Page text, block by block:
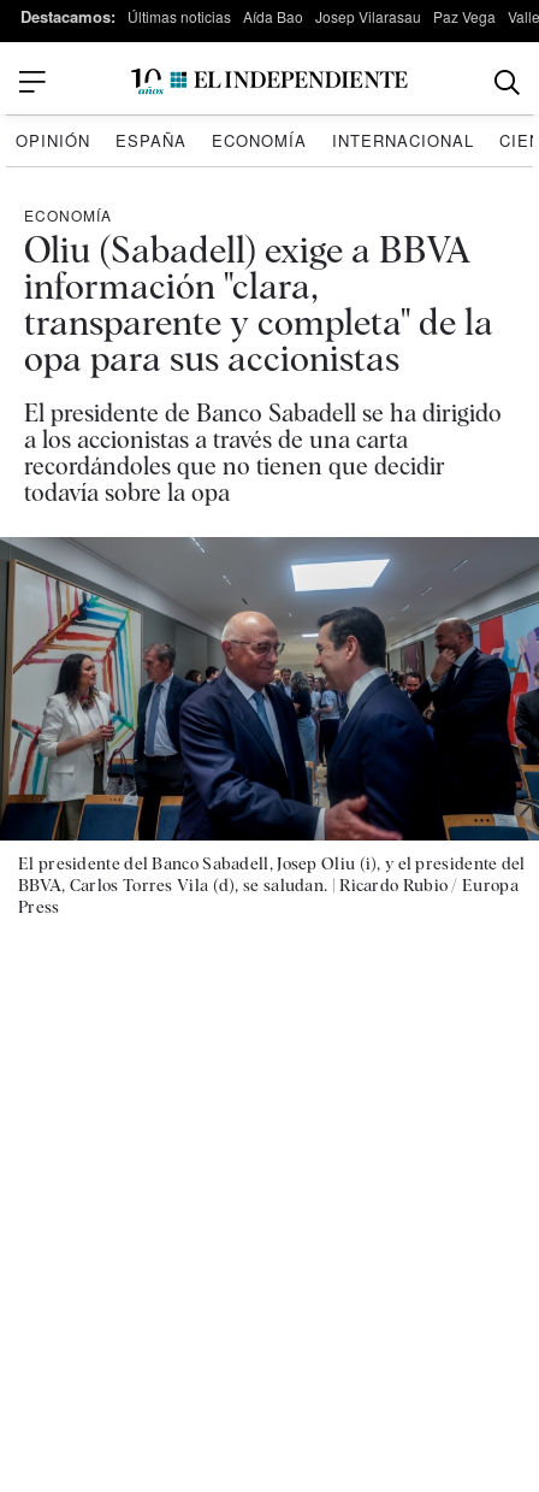
Destacamos: Últimas noticias Aída Bao Josep Vilarasau Paz Vega
OPINIÓN ESPAÑA ECONOMÍA INTERNACIONAL
ECONOMÍA
Oliu (Sabadell) exige a BBVA
información "clara,
transparente y completa" de la
opa para sus accionistas
El presidente de Banco Sabadell se ha dirigido
a los accionistas a través de una carta
recordándoles que no tienen que decidir
todavía sobre la opa
El presidente del Banco Sabadell, Josep Oliu (i), y el presidente del
BBVA, Carlos Torres Vila (d), se saludan. |Ricardo Rubio / Europa
Press